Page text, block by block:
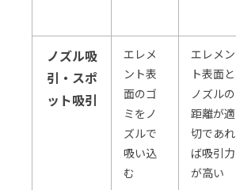
ノズル吸
引・スポ
ット吸引
エレメ
ント表
面のゴ
ミをノ
ズルで
吸い込
む
エレメン
ト表面と
ノズルの
距離が適
切であれ
ば吸引力
が高い